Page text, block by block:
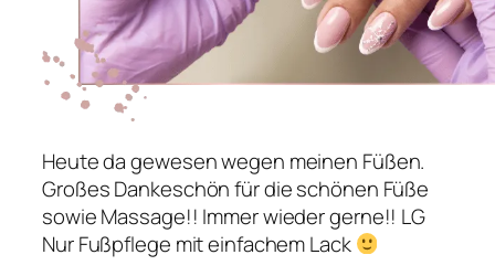
Heute da gewesen wegen meinen Füßen.
Großes Dankeschön für die schönen Füße
sowie Massage!! Immer wieder gerne!! LG
Nur Fußpflege mit einfachem Lack